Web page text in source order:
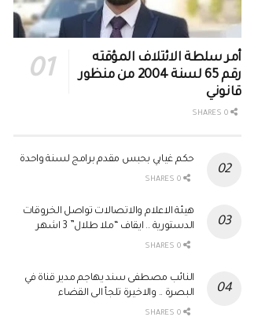
أمر سلطة الائتلاف المؤقته
رقم 65 لسنة 2004 من منظور
قانوني
حكم غيابي بحبس مقدم برامج لسنة واحدة
هيئة الاعلام والاتصالات تواصل الخروقات
الدستورية .. ايقاف “ملا طلال” 3 اشهر
النائب مصطفى سند يهاجم مدير قناة في
البصرة .. والاخيرة تلجأ الى القضاء